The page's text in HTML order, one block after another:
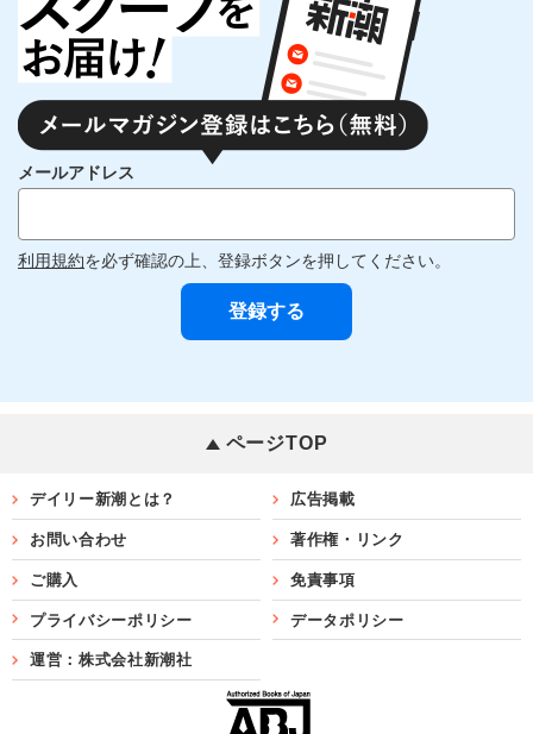
メールアドレス
利用規約を必ず確認の上、登録ボタンを押してください。
ページTOP
デイリー新潮とは？ 広告掲載
お問い合わせ 著作権・リンク
ご購入 免責事項
プライバシーポリシー データポリシー
運営：株式会社新潮社